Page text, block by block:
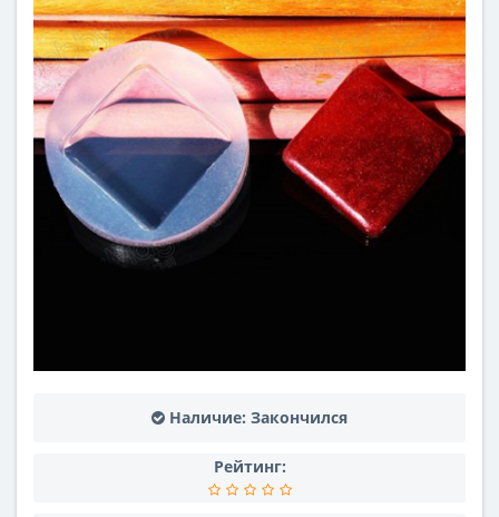
Наличие: Закончился
Рейтинг: